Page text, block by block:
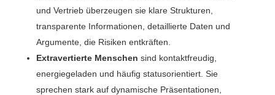
und Vertrieb überzeugen sie klare Strukturen,
transparente Informationen, detaillierte Daten und
Argumente, die Risiken entkräften.
Extravertierte Menschen sind kontaktfreudig,
energiegeladen und häufig statusorientiert. Sie
sprechen stark auf dynamische Präsentationen,